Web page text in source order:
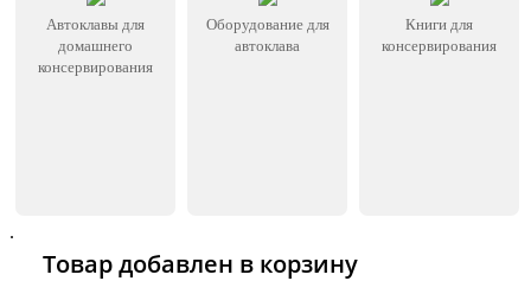
Автоклавы для
домашнего
консервирования
Оборудование для
автоклава
Книги для
консервирования
.
Товар добавлен в корзину